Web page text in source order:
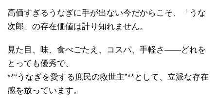
高価すぎるうなぎに手が出ない今だからこそ、「うな
次郎」の存在価値は計り知れません。
見た目、味、食べごたえ、コスパ、手軽さ――どれを
とっても優秀で、
**“うなぎを愛する庶民の救世主”**として、立派な存在
感を放っています。